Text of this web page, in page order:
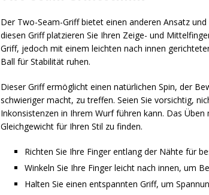
Der Two-Seam-Griff bietet einen anderen Ansatz
diesen Griff platzieren Sie Ihren Zeige- und
Griff, jedoch mit einem leichten nach innen
Ball für Stabilität ruhen.
Dieser Griff ermöglicht einen natürlichen Spin, der
schwieriger macht, zu treffen. Seien Sie vorsichtig,
Inkonsistenzen in Ihrem Wurf führen kann. Das
Gleichgewicht für Ihren Stil zu finden.
Richten Sie Ihre Finger entlang der Nähte für
Winkeln Sie Ihre Finger leicht nach innen, um
Halten Sie einen entspannten Griff, um